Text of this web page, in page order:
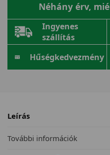
Néhány érv,
Ingyenes
szállítás
Hűségkedvezmény
Leírás
További információk